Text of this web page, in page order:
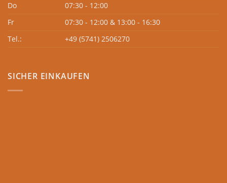
Do
07:30 - 12:00
Fr
07:30 - 12:00 & 13:00 - 16:30
Tel.:
+49 (5741) 2506270
SICHER EINKAUFEN